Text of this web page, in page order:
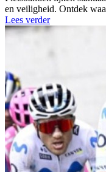
en veiligheid. Ontdek
Lees verder